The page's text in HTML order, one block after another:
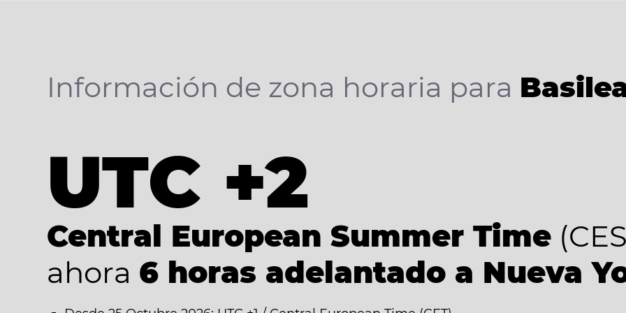
Información de zona horaria para
UTC +2
Central European Summer Time
ahora 6 horas adelantado a Nueva